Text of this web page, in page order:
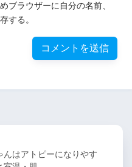
ブラウザーに自分の名前、
する。
んはアトピーになりやす